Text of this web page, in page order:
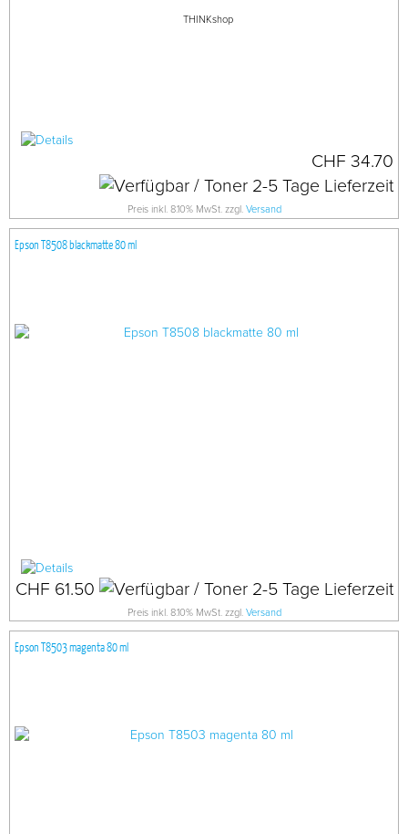
THINKshop
CHF 34.70
Preis inkl. 8.10% MwSt. zzgl. Versand
Epson T8508 blackmatte 80 ml
CHF 61.50
Preis inkl. 8.10% MwSt. zzgl. Versand
Epson T8503 magenta 80 ml